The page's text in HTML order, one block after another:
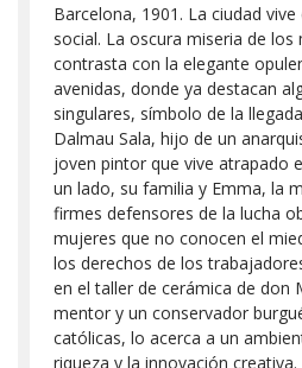
Barcelona, 1901. La ciudad
social. La oscura miseria de
contrasta con la elegante
avenidas, donde ya destacan
singulares, símbolo de la
Dalmau Sala, hijo de un
joven pintor que vive atrapado
un lado, su familia y Emma, la
firmes defensores de la lucha
mujeres que no conocen el
los derechos de los
en el taller de cerámica de don
mentor y un conservador
católicas, lo acerca a un
riqueza y la innovación